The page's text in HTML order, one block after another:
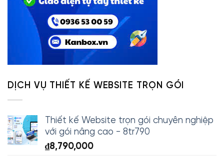
DỊCH VỤ THIẾT KẾ WEBSITE TRỌN GÓI
Thiết kế Website trọn gói chuyên nghiệp
với gói nâng cao - 8tr790
₫8,790,000